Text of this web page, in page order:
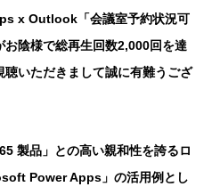
x Outlook「会議室予約状況可
陰様で総再生回数2,000回を達
いただきまして誠に有難うござ
製品」との高い親和性を誇るロ
Power Apps」の活用例とし